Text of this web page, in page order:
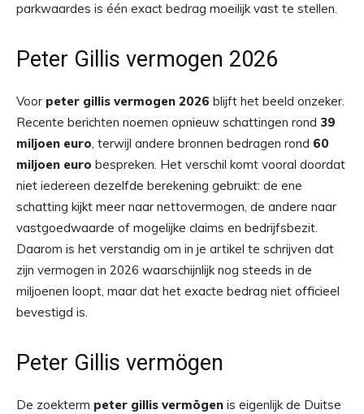
parkwaardes is één exact bedrag moeilijk vast te stellen.
Peter Gillis vermogen 2026
Voor peter gillis vermogen 2026 blijft het beeld onzeker.
Recente berichten noemen opnieuw schattingen rond 39
miljoen euro, terwijl andere bronnen bedragen rond 60
miljoen euro bespreken. Het verschil komt vooral doordat
niet iedereen dezelfde berekening gebruikt: de ene
schatting kijkt meer naar nettovermogen, de andere naar
vastgoedwaarde of mogelijke claims en bedrijfsbezit.
Daarom is het verstandig om in je artikel te schrijven dat
zijn vermogen in 2026 waarschijnlijk nog steeds in de
miljoenen loopt, maar dat het exacte bedrag niet officieel
bevestigd is.
Peter Gillis vermögen
De zoekterm peter gillis vermögen is eigenlijk de Duitse